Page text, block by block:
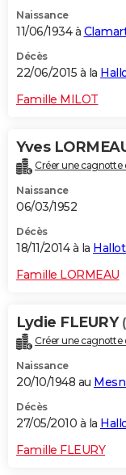
Naissance
11/06/1934 à
Décès
22/06/2015 à la
Famille MILOT
Yves
Créer une cagnotte
Naissance
06/03/1952
Décès
18/11/2014 à la
Famille LORMEAU
Lydie FLEURY
Créer une cagnotte
Naissance
20/10/1948 au
Décès
27/05/2010 à la
Famille FLEURY